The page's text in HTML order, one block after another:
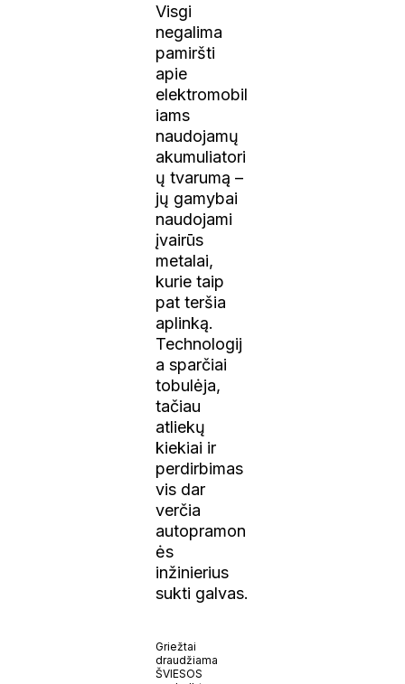
Visgi
negalima
pamiršti
apie
elektromobil
iams
naudojamų
akumuliatori
ų tvarumą –
jų gamybai
naudojami
įvairūs
metalai,
kurie taip
pat teršia
aplinką.
Technologij
a sparčiai
tobulėja,
tačiau
atliekų
kiekiai ir
perdirbimas
vis dar
verčia
autopramon
ės
inžinierius
sukti galvas.
Griežtai
draudžiama
ŠVIESOS